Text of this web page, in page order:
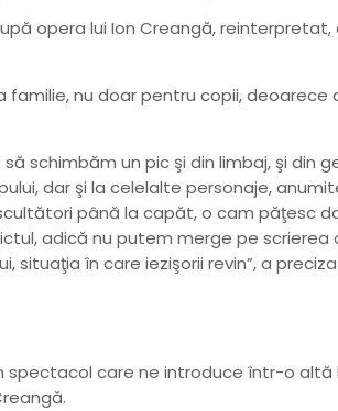
opera lui Ion Creangă,
nu doar pentru copii,
schimbăm un pic şi din limbaj, şi din
dar şi la celelalte personaje,
până la capăt, o cam păţesc
adică nu putem merge pe
în care iezişorii revin”, a
care ne introduce într-o